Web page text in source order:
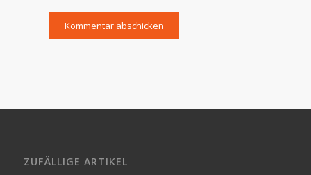
ZUFÄLLIGE ARTIKEL